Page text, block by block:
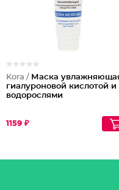
Kora / Маска
гиалуроновой кислотой и
водорослями
1159 ₽